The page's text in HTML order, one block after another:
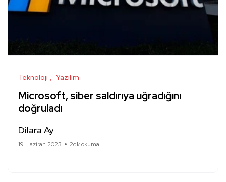
Teknoloji Yazılım
Microsoft, siber saldırıya uğradığını
doğruladı
Dilara Ay
19 Haziran 2023 2dk okuma